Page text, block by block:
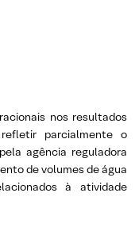
nos resultados
parcialmente o
agência reguladora
de volumes de água
à atividade